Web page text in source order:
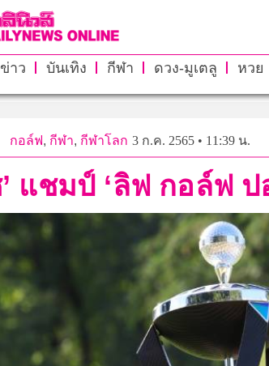
ข่าว บันเทิง กีฬา ดวง-มูเตลู หวย
กอล์ฟ, กีฬา, กีฬาโลก 3 ก.ค. 2565 • 11:39 น.
’ แชมป์ ‘ลิฟ กอล์ฟ